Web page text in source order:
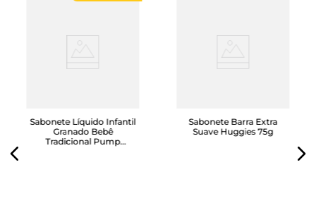
Sabonete Líquido Infantil
Granado Bebê
Tradicional Pump
Sabonete Barra Extra
Suave Huggies 75g